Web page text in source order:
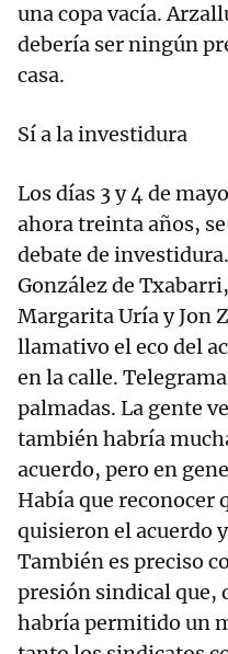
una copa vacía.
debería ser ningún
casa.
Sí a la investidura
Los días 3 y 4 de
ahora treinta años,
debate de
González de
Margarita Uría y Jon
llamativo el eco del
en la calle.
palmadas. La gente
también habría
acuerdo, pero en
Había que reconocer
quisieron el acuerdo
También es preciso
presión sindical que,
habría permitido un